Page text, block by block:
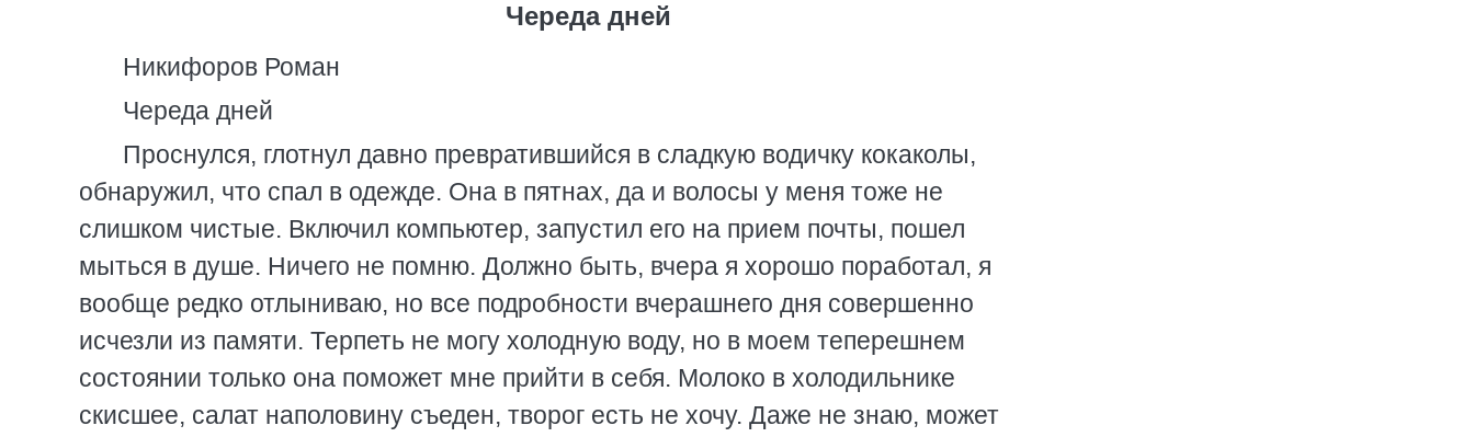
Череда дней
Никифоров Роман
Череда дней
Проснулся, глотнул давно превратившийся в сладкую водичку кокаколы,
обнаружил, что спал в одежде. Она в пятнах, да и волосы у меня тоже не
слишком чистые. Включил компьютер, запустил его на прием почты, пошел
мыться в душе. Hичего не помню. Должно быть, вчера я хорошо поработал, я
вообще редко отлыниваю, но все подробности вчерашнего дня совершенно
исчезли из памяти. Терпеть не могу холодную воду, но в моем теперешнем
состоянии только она поможет мне прийти в себя. Молоко в холодильнике
скисшее, салат наполовину съеден, творог есть не хочу. Даже не знаю, может